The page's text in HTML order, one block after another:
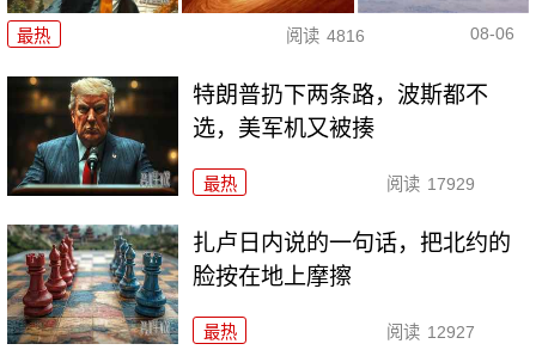
最热 阅读 4816 08-06
特朗普扔下两条路，波斯都不
选，美军机又被揍
最热 阅读 17929
扎卢日内说的一句话，把北约的
脸按在地上摩擦
最热 阅读 12927